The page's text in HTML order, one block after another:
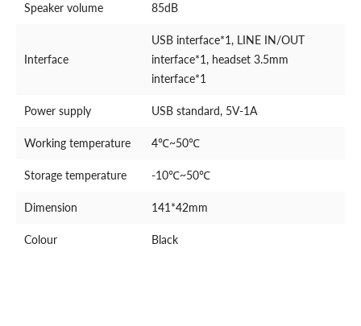
Speaker volume 85dB
Interface
USB interface*1, LINE IN/OUT
interface*1, headset 3.5mm
interface*1
Power supply USB standard, 5V-1A
Working temperature 4℃~50℃
Storage temperature -10℃~50℃
Dimension 141*42mm
Colour Black